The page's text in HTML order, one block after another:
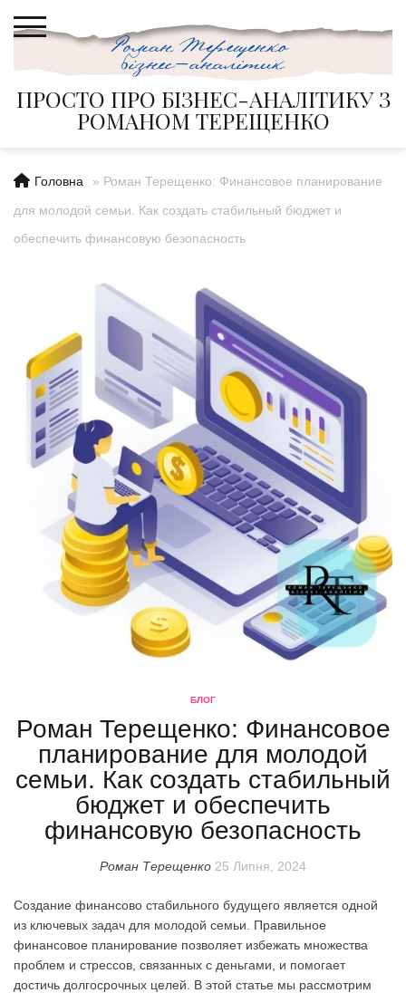
ПРОСТО ПРО БІЗНЕС-АНАЛІТИКУ З
РОМАНОМ ТЕРЕЩЕНКО
Головна » Роман Терещенко: Финансовое планирование
для молодой семьи. Как создать стабильный бюджет и
обеспечить финансовую безопасность
БЛОГ
Роман Терещенко: Финансовое
планирование для молодой
семьи. Как создать стабильный
бюджет и обеспечить
финансовую безопасность
Роман Терещенко 25 Липня, 2024
Создание финансово стабильного будущего является одной
из ключевых задач для молодой семьи. Правильное
финансовое планирование позволяет избежать множества
проблем и стрессов, связанных с деньгами, и помогает
достичь долгосрочных целей. В этой статье мы рассмотрим